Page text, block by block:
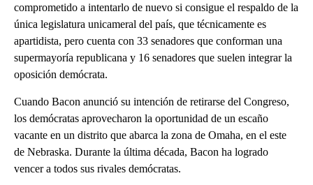
comprometido a intentarlo de nuevo si consigue el respaldo de la
única legislatura unicameral del país, que técnicamente es
apartidista, pero cuenta con 33 senadores que conforman una
supermayoría republicana y 16 senadores que suelen integrar la
oposición demócrata.
Cuando Bacon anunció su intención de retirarse del Congreso,
los demócratas aprovecharon la oportunidad de un escaño
vacante en un distrito que abarca la zona de Omaha, en el este
de Nebraska. Durante la última década, Bacon ha logrado
vencer a todos sus rivales demócratas.